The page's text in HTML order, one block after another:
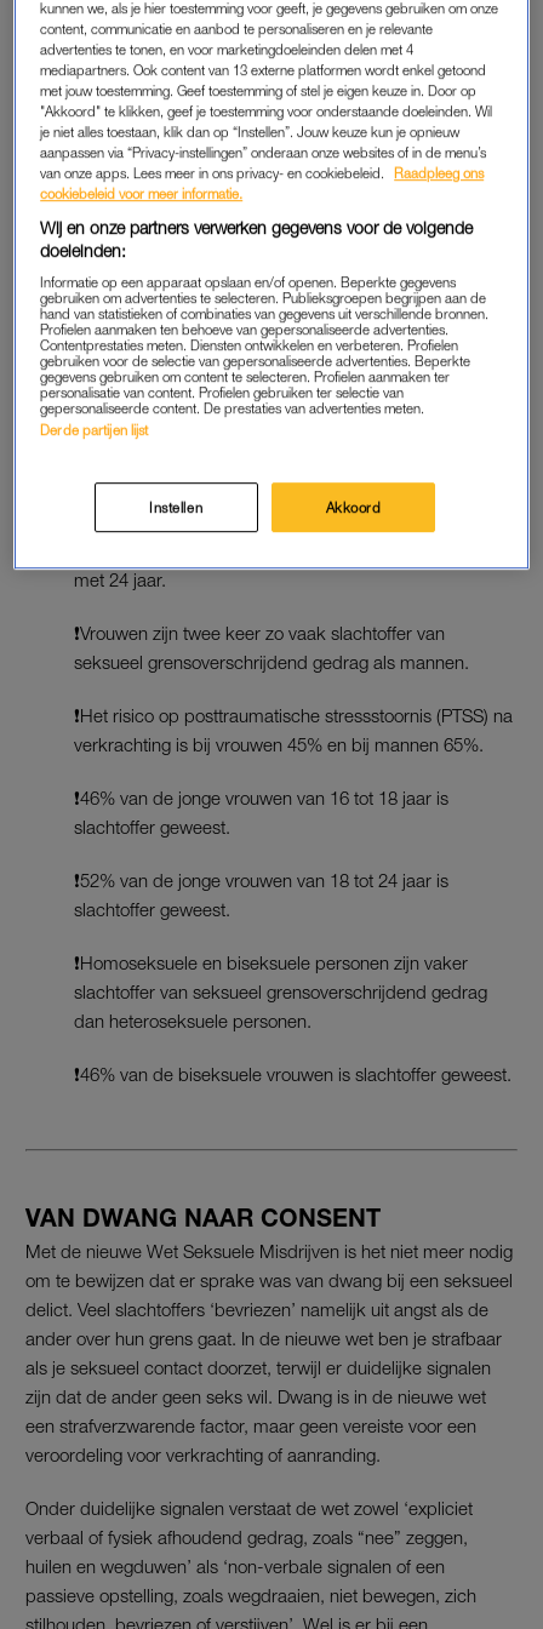
kracht. ‘Mensen kunnen niet worden veroordeeld voor iets wat
op het moment waarop het plaatsvond nog niet strafbaar was’,
aldus het persbericht. De wet geldt alleen voor strafbare feiten
die gepleegd zijn na de inwerkingtreding van de nieuwe wet
op 1 juli 2024.
Feiten en cijfers:
Het CBS (2022) en het CSG (2023) deelt de volgende cijfers
overseksueel grensoverschrijdend gedrag:
❗️13% (1.8 miljoen) van de mensen (van 16 jaar en ouder)
geeft aan ‘de afgelopen 12 maanden’ slachtoffer te zijn
❗️Jongeren zijn hierbij vaker slachtoffer. 30% van de
met 24 jaar.
❗️Vrouwen zijn twee keer zo vaak slachtoffer van
seksueel grensoverschrijdend gedrag als mannen.
❗️Het risico op posttraumatische stressstoornis (PTSS) na
verkrachting is bij vrouwen 45% en bij mannen 65%.
❗️46% van de jonge vrouwen van 16 tot 18 jaar is
slachtoffer geweest.
❗️52% van de jonge vrouwen van 18 tot 24 jaar is
slachtoffer geweest.
❗️Homoseksuele en biseksuele personen zijn vaker
slachtoffer van seksueel grensoverschrijdend gedrag
dan heteroseksuele personen.
❗️46% van de biseksuele vrouwen is slachtoffer geweest.
VAN DWANG NAAR CONSENT
Met de nieuwe Wet Seksuele Misdrijven is het niet meer nodig
om te bewijzen dat er sprake was van dwang bij een seksueel
delict. Veel slachtoffers ‘bevriezen’ namelijk uit angst als de
ander over hun grens gaat. In de nieuwe wet ben je strafbaar
als je seksueel contact doorzet, terwijl er duidelijke signalen
zijn dat de ander geen seks wil. Dwang is in de nieuwe wet
een strafverzwarende factor, maar geen vereiste voor een
veroordeling voor verkrachting of aanranding.
Onder duidelijke signalen verstaat de wet zowel ‘expliciet
verbaal of fysiek afhoudend gedrag, zoals “nee” zeggen,
huilen en wegduwen’ als ‘non-verbale signalen of een
passieve opstelling, zoals wegdraaien, niet bewegen, zich
stilhouden, bevriezen of verstijven’. Wel is er bij een
kunnen we, als je hier toestemming voor geeft, je gegevens gebruiken om onze
content, communicatie en aanbod te personaliseren en je relevante
advertenties te tonen, en voor marketingdoeleinden delen met 4
mediapartners. Ook content van 13 externe platformen wordt enkel getoond
met jouw toestemming. Geef toestemming of stel je eigen keuze in. Door op
"Akkoord" te klikken, geef je toestemming voor onderstaande doeleinden. Wil
je niet alles toestaan, klik dan op “Instellen”. Jouw keuze kun je opnieuw
aanpassen via “Privacy-instellingen” onderaan onze websites of in de menu’s
van onze apps. Lees meer in ons privacy- en cookiebeleid.
Raadpleeg ons
cookiebeleid voor meer informatie.
Wij en onze partners verwerken gegevens voor de volgende
doeleinden:
Informatie op een apparaat opslaan en/of openen. Beperkte gegevens
gebruiken om advertenties te selecteren. Publieksgroepen begrijpen aan de
hand van statistieken of combinaties van gegevens uit verschillende bronnen.
Profielen aanmaken ten behoeve van gepersonaliseerde advertenties.
Contentprestaties meten. Diensten ontwikkelen en verbeteren. Profielen
gebruiken voor de selectie van gepersonaliseerde advertenties. Beperkte
gegevens gebruiken om content te selecteren. Profielen aanmaken ter
personalisatie van content. Profielen gebruiken ter selectie van
gepersonaliseerde content. De prestaties van advertenties meten.
Derde partijen lijst
Instellen Akkoord